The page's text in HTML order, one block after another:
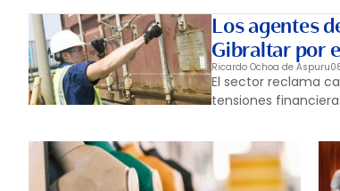
Los agentes
Gibraltar por
Ricardo Ochoa de Aspuru
El sector reclama
tensiones